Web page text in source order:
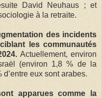
David Neuhaus ; et
à la retraite.
des incidents
les communautés
Actuellement, environ
(environ 1,8 % de la
eux sont arabes.
apparues comme la